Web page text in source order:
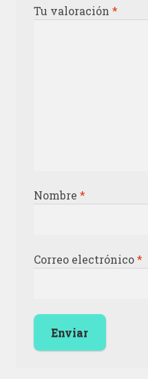
Tu valoración *
Nombre *
Correo electrónico*